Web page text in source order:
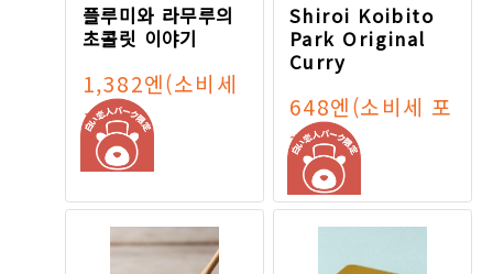
플루미와 라무루의
초콜릿 이야기
1,382엔(소비세
포함)
Shiroi Koibito
Park Original
Curry
648엔(소비세 포
함)